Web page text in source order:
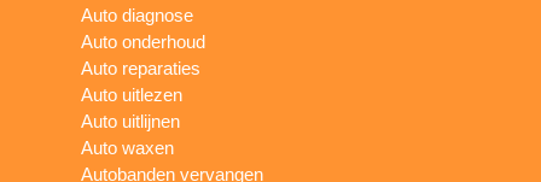
Auto diagnose
Auto onderhoud
Auto reparaties
Auto uitlezen
Auto uitlijnen
Auto waxen
Autobanden vervangen